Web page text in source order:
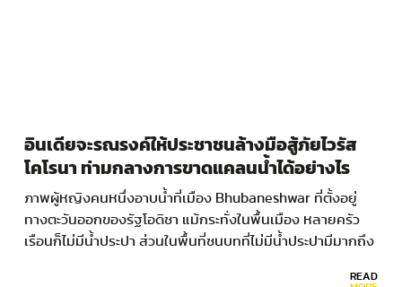
อินเดียจะรณรงค์ให้ประชาชนล้างมือสู้ภัยไวรัส
โคโรนา ท่ามกลางการขาดแคลนน้ำได้อย่างไร
ภาพผู้หญิงคนหนึ่งอาบน้ำที่เมือง Bhubaneshwar ที่ตั้งอยู่
ทางตะวันออกของรัฐโอดิชา แม้กระทั่งในพื้นเมือง หลายครัว
เรือนก็ไม่มีน้ำประปา ส่วนในพื้นที่ชนบทที่ไม่มีน้ำประปามีมากถึง
READ